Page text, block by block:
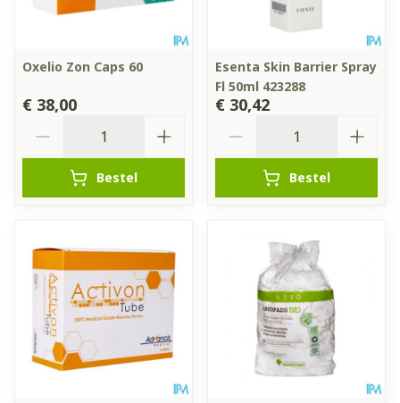
Oxelio Zon Caps 60
€ 38,00
Bestel
Esenta Skin Barrier Spray
Fl 50ml 423288
€ 30,42
Bestel